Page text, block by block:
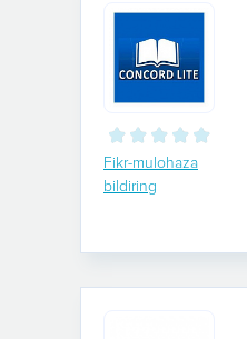
Fikr-mulohaza
bildiring